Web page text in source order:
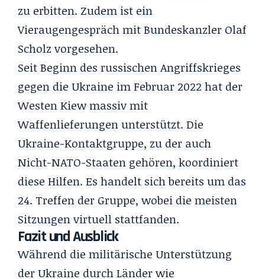
zu erbitten. Zudem ist ein
Vieraugengespräch mit Bundeskanzler Olaf
Scholz vorgesehen.
Seit Beginn des russischen Angriffskrieges
gegen die Ukraine im Februar 2022 hat der
Westen Kiew massiv mit
Waffenlieferungen unterstützt. Die
Ukraine-Kontaktgruppe, zu der auch
Nicht-NATO-Staaten gehören, koordiniert
diese Hilfen. Es handelt sich bereits um das
24. Treffen der Gruppe, wobei die meisten
Sitzungen virtuell stattfanden.
Fazit und Ausblick
Während die militärische Unterstützung
der Ukraine durch Länder wie